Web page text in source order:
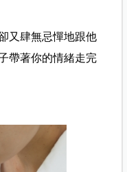
又肆無忌憚地跟他
帶著你的情緒走完